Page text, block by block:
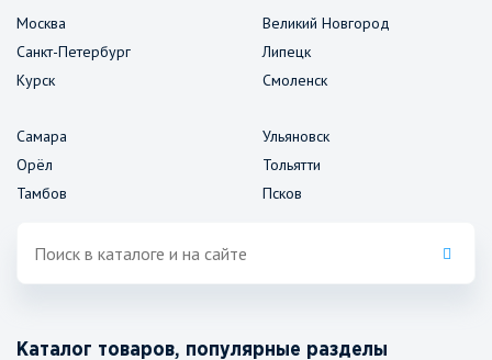
Москва
Санкт-Петербург
Курск
Великий Новгород
Липецк
Смоленск
Самара
Орёл
Тамбов
Ульяновск
Тольятти
Псков
Каталог товаров, популярные разделы